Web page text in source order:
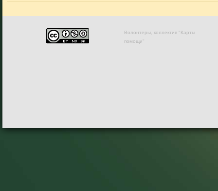
Волонтеры, коллектив "Карты
помощи"